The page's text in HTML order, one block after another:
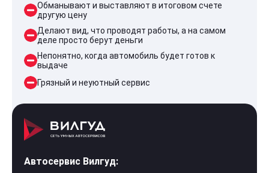
Обманывают и выставляют в итоговом счете
другую цену
Делают вид, что проводят работы, а на самом
деле просто берут деньги
Непонятно, когда автомобиль будет готов к
выдаче
Грязный и неуютный сервис
Автосервис Вилгуд: